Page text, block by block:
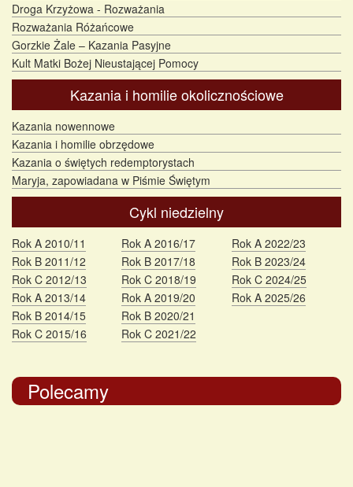
Droga Krzyżowa - Rozważania
Rozważania Różańcowe
Gorzkie Żale – Kazania Pasyjne
Kult Matki Bożej Nieustającej Pomocy
Kazania i homilie okolicznościowe
Kazania nowennowe
Kazania i homilie obrzędowe
Kazania o świętych redemptorystach
Maryja, zapowiadana w Piśmie Świętym
Cykl niedzielny
Rok A 2010/11
Rok B 2011/12
Rok C 2012/13
Rok A 2013/14
Rok B 2014/15
Rok C 2015/16
Rok A 2016/17
Rok B 2017/18
Rok C 2018/19
Rok A 2019/20
Rok B 2020/21
Rok C 2021/22
Rok A 2022/23
Rok B 2023/24
Rok C 2024/25
Rok A 2025/26
Polecamy